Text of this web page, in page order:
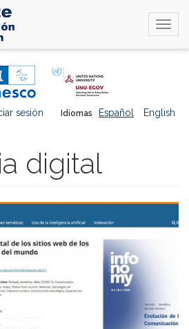
Idiomas Español English
sesión
digital